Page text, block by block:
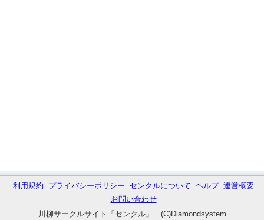
利用規約 プライバシーポリシー センクルについて ヘルプ 運営概要
お問い合わせ
川柳サークルサイト「センクル」 (C)Diamondsystem